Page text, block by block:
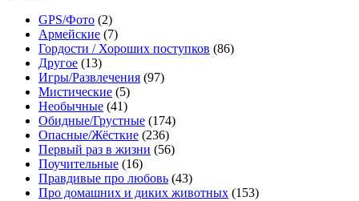
GPS/Фото (2)
Армейские (7)
Гордости / Хороших поступков (86)
Другое (13)
Игры/Развлечения (97)
Мистические (5)
Необычные (41)
Обидные/Грустные (174)
Опасные/Жёсткие (236)
Первый раз в жизни (56)
Поучительные (16)
Правдивые про любовь (43)
Про домашних и диких животных (153)